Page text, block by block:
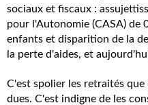
sociaux et fiscaux :
pour l'Autonomie (CASA) de
enfants et disparition de la
la perte d'aides, et
C'est spolier les retraités
dues. C'est indigne de les